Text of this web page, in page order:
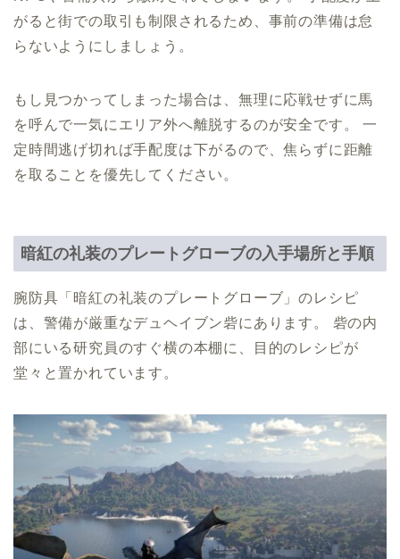
がると街での取引も制限されるため、事前の準備は怠
らないようにしましょう。
もし見つかってしまった場合は、無理に応戦せずに馬
を呼んで一気にエリア外へ離脱するのが安全です。 一
定時間逃げ切れば手配度は下がるので、焦らずに距離
を取ることを優先してください。
暗紅の礼装のプレートグローブの入手場所と手順
腕防具「暗紅の礼装のプレートグローブ」のレシピ
は、警備が厳重なデュヘイブン砦にあります。 砦の内
部にいる研究員のすぐ横の本棚に、目的のレシピが
堂々と置かれています。